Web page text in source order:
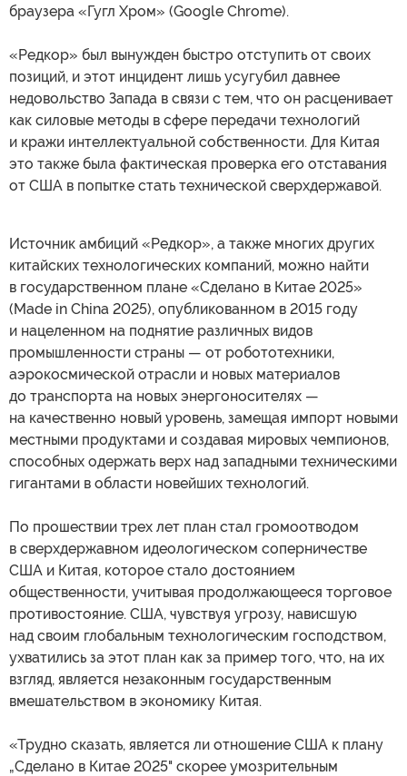
браузера «Гугл Хром» (Google Chrome).
«Редкор» был вынужден быстро отступить от своих
позиций, и этот инцидент лишь усугубил давнее
недовольство Запада в связи с тем, что он расценивает
как силовые методы в сфере передачи технологий
и кражи интеллектуальной собственности. Для Китая
это также была фактическая проверка его отставания
от США в попытке стать технической сверхдержавой.
Источник амбиций «Редкор», а также многих других
китайских технологических компаний, можно найти
в государственном плане «Сделано в Китае 2025»
(Made in China 2025), опубликованном в 2015 году
и нацеленном на поднятие различных видов
промышленности страны — от робототехники,
аэрокосмической отрасли и новых материалов
до транспорта на новых энергоносителях —
на качественно новый уровень, замещая импорт новыми
местными продуктами и создавая мировых чемпионов,
способных одержать верх над западными техническими
гигантами в области новейших технологий.
По прошествии трех лет план стал громоотводом
в сверхдержавном идеологическом соперничестве
США и Китая, которое стало достоянием
общественности, учитывая продолжающееся торговое
противостояние. США, чувствуя угрозу, нависшую
над своим глобальным технологическим господством,
ухватились за этот план как за пример того, что, на их
взгляд, является незаконным государственным
вмешательством в экономику Китая.
«Трудно сказать, является ли отношение США к плану
„Сделано в Китае 2025" скорее умозрительным